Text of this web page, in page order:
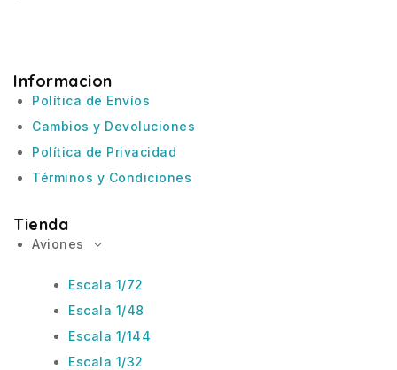
Informacion
Política de Envíos
Cambios y Devoluciones
Política de Privacidad
Términos y Condiciones
Tienda
Aviones
Escala 1/72
Escala 1/48
Escala 1/144
Escala 1/32